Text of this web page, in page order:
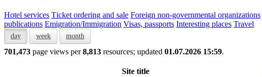
Hotel services Тicket ordering and sale Foreign non-governmental organizations
publications Emigration/Immigration Visas, passports Interesting places Travel
day week month
701,473 page views per8,813 resources; updated 01.07.2026 15:59.
Site title